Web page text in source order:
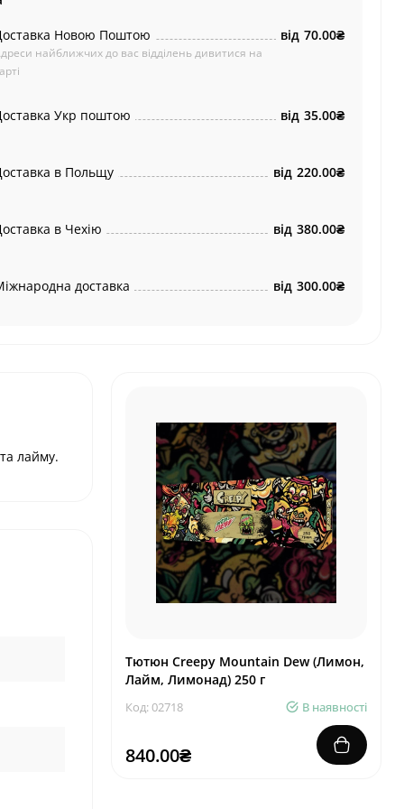
Новою Поштою
найближчих до вас відділень дивитися на
від 70.00₴
Укр поштою від 35.00₴
в Польщу від 220.00₴
в Чехію від 380.00₴
доставка від 300.00₴
лайму.
Тютюн Creepy Mountain Dew (Лимон,
Лайм, Лимонад) 250 г
Код: 02718 В наявності
840.00₴